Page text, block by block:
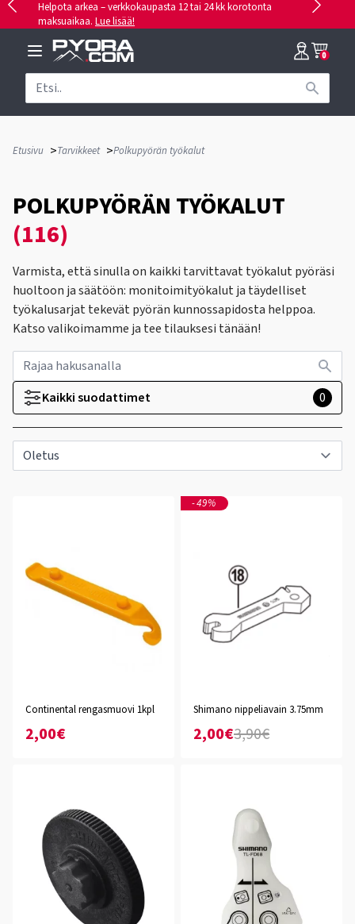
Helpota arkea – verkkokaupasta 12 tai 24 kk korotonta
maksuaikaa. Lue lisää!
0
Etusivu >Tarvikkeet >Polkupyörän työkalut
POLKUPYÖRÄN TYÖKALUT
(116)
Varmista, että sinulla on kaikki tarvittavat työkalut pyöräsi
huoltoon ja säätöön: monitoimityökalut ja täydelliset
työkalusarjat tekevät pyörän kunnossapidosta helppoa.
Katso valikoimamme ja tee tilauksesi tänään!
Kaikki suodattimet 0
Continental rengasmuovi 1kpl
2,00€
-49%
Shimano nippeliavain 3.75mm
2,00€3,90€